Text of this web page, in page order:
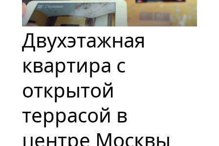
Двухэтажная
квартира с
открытой
террасой в
центре Москвы